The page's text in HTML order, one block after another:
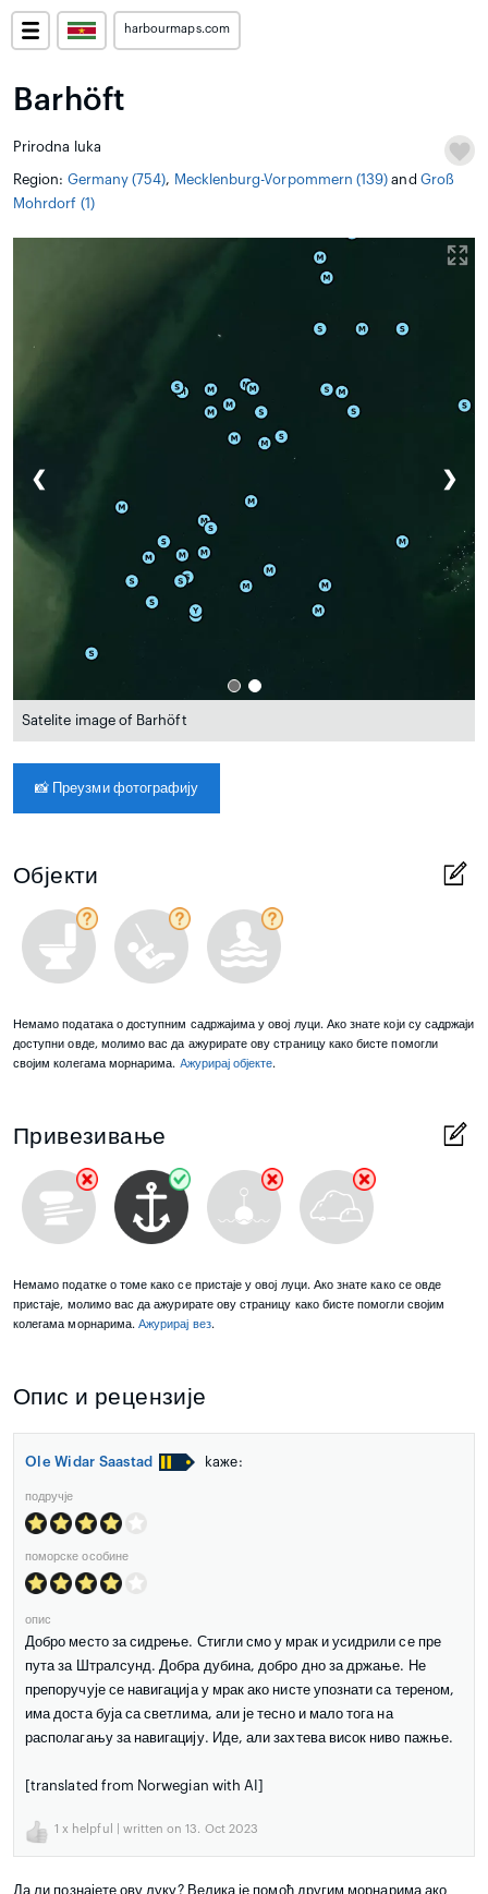
harbourmaps.com
Barhöft
Prirodna luka
Region: Germany (754), Mecklenburg-Vorpommern (139) and Groß
Mohrdorf (1)
❮ ❯
Satelite image of Barhöft
📸 Преузми фотографију
Објекти
Немамо података о доступним садржајима у овој луци. Ако знате који су садржаји
доступни овде, молимо вас да ажурирате ову страницу како бисте помогли
својим колегама морнарима. Aжурирај објекте.
Привезивање
Немамо податке о томе како се пристаје у овој луци. Ако знате како се овде
пристаје, молимо вас да ажурирате ову страницу како бисте помогли својим
колегама морнарима.Ажурирај вез.
Опис и рецензије
Ole Widar Saastad kaже:
подручје
поморске особине
опис
Добро место за сидрење. Стигли смо у мрак и усидрили се пре
пута за Штралсунд. Добра дубина, добро дно за држање. Не
препоручује се навигација у мрак ако нисте упознати са тереном,
има доста буја са светлима, али је тесно и мало тога на
располагању за навигацију. Иде, али захтева висок ниво пажње.
[translated from Norwegian with AI]
1 x helpful | written on 13. Oct 2023
Да ли познајете ову луку? Велика је помоћ другим морнарима ако